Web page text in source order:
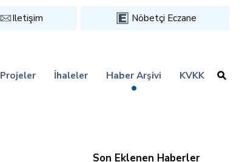
Iletişim Nöbetçi Eczane
Projeler İhaleler Haber Arşivi KVKK
Son Eklenen Haberler